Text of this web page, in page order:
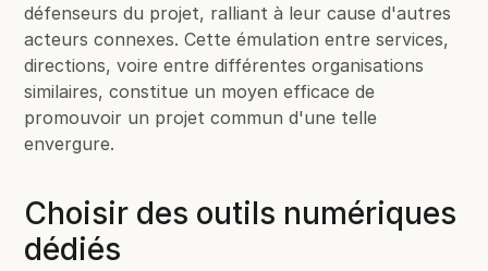
défenseurs du projet, ralliant à leur cause d'autres
acteurs connexes. Cette émulation entre services,
directions, voire entre différentes organisations
similaires, constitue un moyen efficace de
promouvoir un projet commun d'une telle
envergure.
Choisir des outils numériques
dédiés